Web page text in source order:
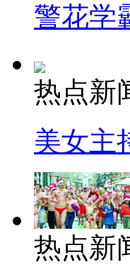
警花学
热点新
美女主
热点新